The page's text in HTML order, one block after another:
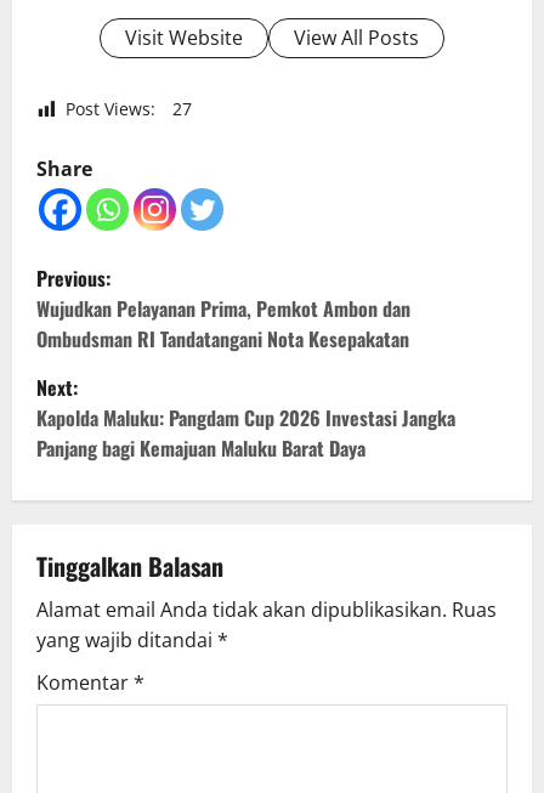
Visit Website View All Posts
Post Views: 27
Share
P
o
s
t
n
v
i
g
Previous:
Wujudkan Pelayanan Prima, Pemkot Ambon dan
Ombudsman RI Tandatangani Nota Kesepakatan
Next:
Kapolda Maluku: Pangdam Cup 2026 Investasi Jangka
Panjang bagi Kemajuan Maluku Barat Daya
Tinggalkan Balasan
Alamat email Anda tidak akan dipublikasikan. Ruas
yang wajib ditandai *
Komentar*